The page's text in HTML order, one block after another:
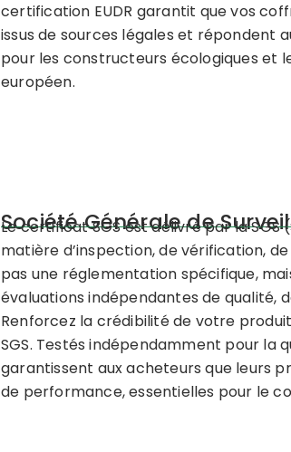
certification EUDR garantit que vos
issus de sources légales et répondent
pour les constructeurs écologiques et
européen.
Société Générale de
Le certificat SGS est délivré par la
matière d’inspection, de vérification,
pas une réglementation spécifique,
évaluations indépendantes de qualité,
Renforcez la crédibilité de votre
SGS. Testés indépendamment pour la
garantissent aux acheteurs que leurs
de performance, essentielles pour le